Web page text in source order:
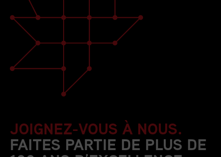
JOIGNEZ-VOUS À NOUS.
FAITES PARTIE DE PLUS DE